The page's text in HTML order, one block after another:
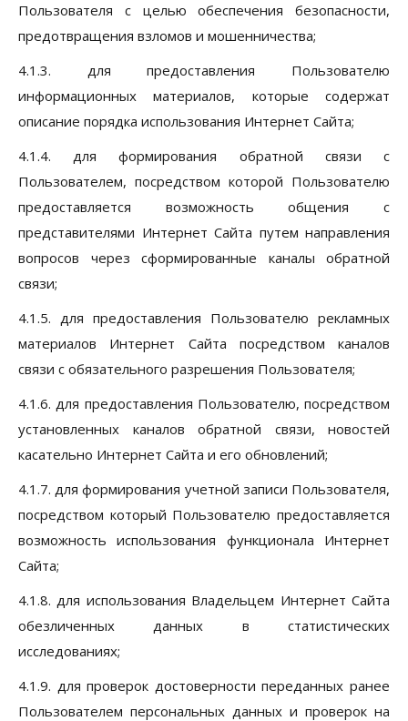
Пользователя с целью обеспечения безопасности,
предотвращения взломов и мошенничества;
4.1.3. для предоставления Пользователю
информационных материалов, которые содержат
описание порядка использования Интернет Сайта;
4.1.4. для формирования обратной связи с
Пользователем, посредством которой Пользователю
предоставляется возможность общения с
представителями Интернет Сайта путем направления
вопросов через сформированные каналы обратной
связи;
4.1.5. для предоставления Пользователю рекламных
материалов Интернет Сайта посредством каналов
связи с обязательного разрешения Пользователя;
4.1.6. для предоставления Пользователю, посредством
установленных каналов обратной связи, новостей
касательно Интернет Сайта и его обновлений;
4.1.7. для формирования учетной записи Пользователя,
посредством который Пользователю предоставляется
возможность использования функционала Интернет
Сайта;
4.1.8. для использования Владельцем Интернет Сайта
обезличенных данных в статистических
исследованиях;
4.1.9. для проверок достоверности переданных ранее
Пользователем персональных данных и проверок на